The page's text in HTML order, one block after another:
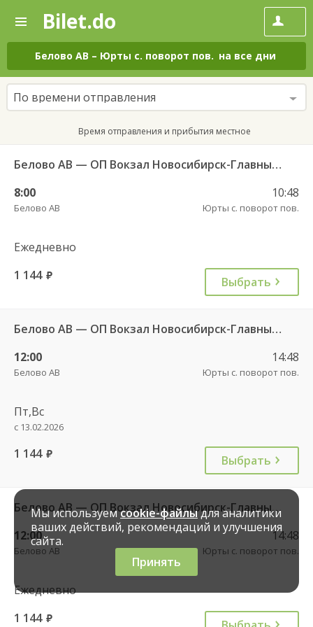
—
Поиск
и
покупка
билетов
на
автобус
онлайн
Bilet.do
Белово АВ – Юрты с. поворот пов. на все дни
По времени отправления
Время отправления и прибытия местное
Белово АВ — ОП Вокзал Новосибирск-Главный 4971
8:00
Белово АВ
10:48
Юрты с. поворот пов.
Ежедневно
1 144 руб. Выбрать
Белово АВ — ОП Вокзал Новосибирск-Главный 4971
12:00
Белово АВ
14:48
Юрты с. поворот пов.
Пт,Вс
с 13.02.2026
1 144 руб. Выбрать
Белово АВ — ОП Вокзал Новосибирск-Главный 4971
12:00
Белово АВ
14:48
Юрты с. поворот пов.
Ежедневно
1 144 руб.
Мы используемcookie-файлыдля аналитики
ваших действий, рекомендаций и улучшения
сайта.
Принять